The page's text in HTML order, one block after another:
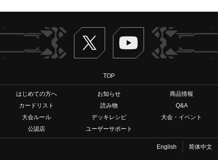
Twitter ヴァンガードch
TOP
はじめての方へ お知らせ
商品情報
カードリスト
読み物
Q&A
大会ルール
デッキレシピ
大会・イベント
公認店
ユーザーサポート
English 简体中文